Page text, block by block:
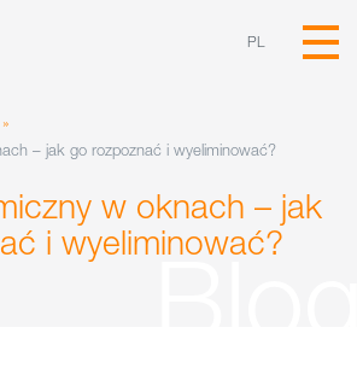
PL
»
– jak go rozpoznać i wyeliminować?
w oknach – jak
i wyeliminować?